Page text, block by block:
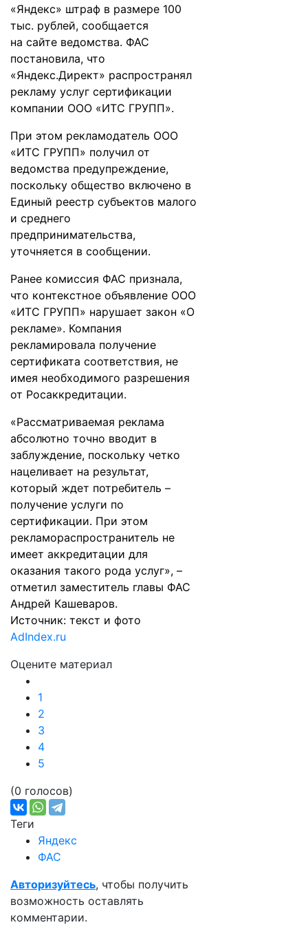
«Яндекс» штраф в размере 100
тыс. рублей, сообщается
на сайте ведомства. ФАС
постановила, что
«Яндекс.Директ» распространял
рекламу услуг сертификации
компании ООО «ИТС ГРУПП».
При этом рекламодатель ООО
«ИТС ГРУПП» получил от
ведомства предупреждение,
поскольку общество включено в
Единый реестр субъектов малого
и среднего
предпринимательства,
уточняется в сообщении.
Ранее комиссия ФАС признала,
что контекстное объявление ООО
«ИТС ГРУПП» нарушает закон «О
рекламе». Компания
рекламировала получение
сертификата соответствия, не
имея необходимого разрешения
от Росаккредитации.
«Рассматриваемая реклама
абсолютно точно вводит в
заблуждение, поскольку четко
нацеливает на результат,
который ждет потребитель –
получение услуги по
сертификации. При этом
рекламораспространитель не
имеет аккредитации для
оказания такого рода услуг», –
отметил заместитель главы ФАС
Андрей Кашеваров.
Источник: текст и фото
AdIndex.ru
Оцените материал
1
2
3
4
5
(0 голосов)
Теги
Яндекс
ФАС
Авторизуйтесь, чтобы получить
возможность оставлять
комментарии.